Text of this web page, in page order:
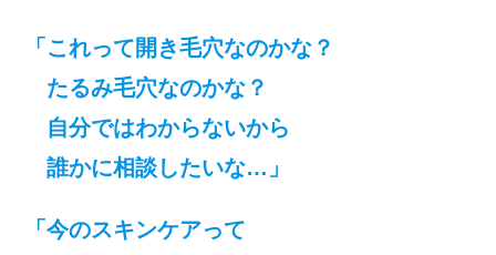
「これって開き毛穴なのかな？
たるみ毛穴なのかな？
自分ではわからないから
誰かに相談したいな…」
「今のスキンケアって